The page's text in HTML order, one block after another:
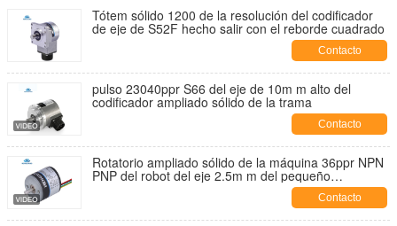
Tótem sólido 1200 de la resolución del codificador
de eje de S52F hecho salir con el reborde cuadrado
Contacto
pulso 23040ppr S66 del eje de 10m m alto del
codificador ampliado sólido de la trama
Contacto
Rotatorio ampliado sólido de la máquina 36ppr NPN
PNP del robot del eje 2.5m m del pequeño
Contacto